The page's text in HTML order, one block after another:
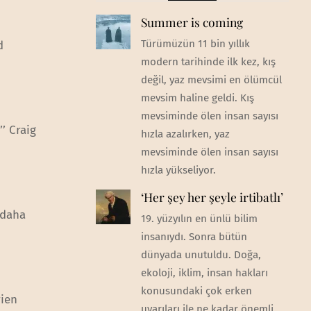
Craig
Summer is coming
Türümüzün 11 bin yıllık
modern tarihinde ilk kez, kış
değil, yaz mevsimi en ölümcül
mevsim haline geldi. Kış
mevsiminde ölen insan sayısı
hızla azalırken, yaz
mevsiminde ölen insan sayısı
hızla yükseliyor.
‘Her şey her şeyle irtibatlı’
19. yüzyılın en ünlü bilim
insanıydı. Sonra bütün
dünyada unutuldu. Doğa,
ekoloji, iklim, insan hakları
konusundaki çok erken